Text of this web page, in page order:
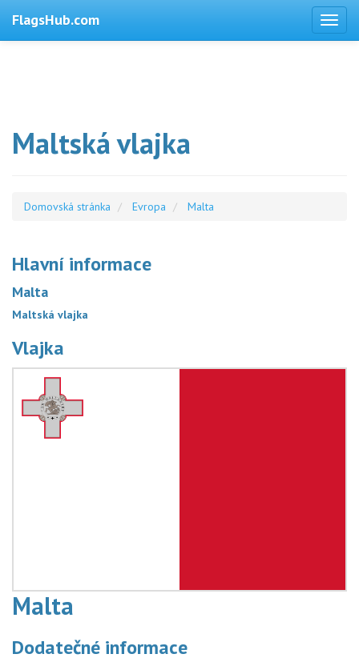
FlagsHub.com
Maltská vlajka
Domovská stránka Evropa Malta
Hlavní informace
Malta
Maltská vlajka
Vlajka
Malta
Dodatečné informace